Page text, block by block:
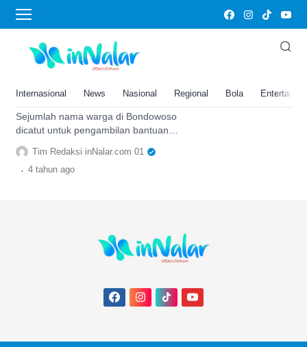
Internasional News Nasional Regional Bola
pupuk subsidi
Bantuan Pupuk Subsidi di
Bondowoso Pesanan Siapa?
Ngaku Belum Pernah Dapat
Sejumlah nama warga di Bondowoso
dicatut untuk pengambilan bantuan
pupuk subsidi, tapi masyarakat mengaku
belum pernah dapat pupuk subsidi.
Tim Redaksi inNalar.com 01
. 4 tahun ago